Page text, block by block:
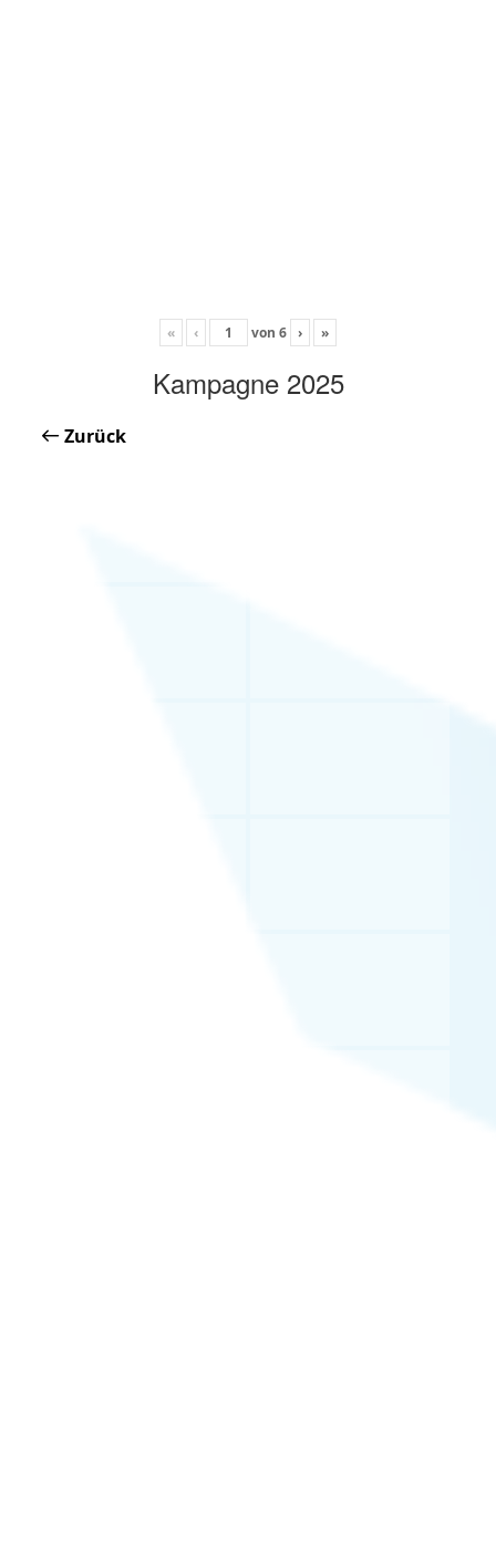
« ‹ von 6 › »
Kampagne 2025
Zurück